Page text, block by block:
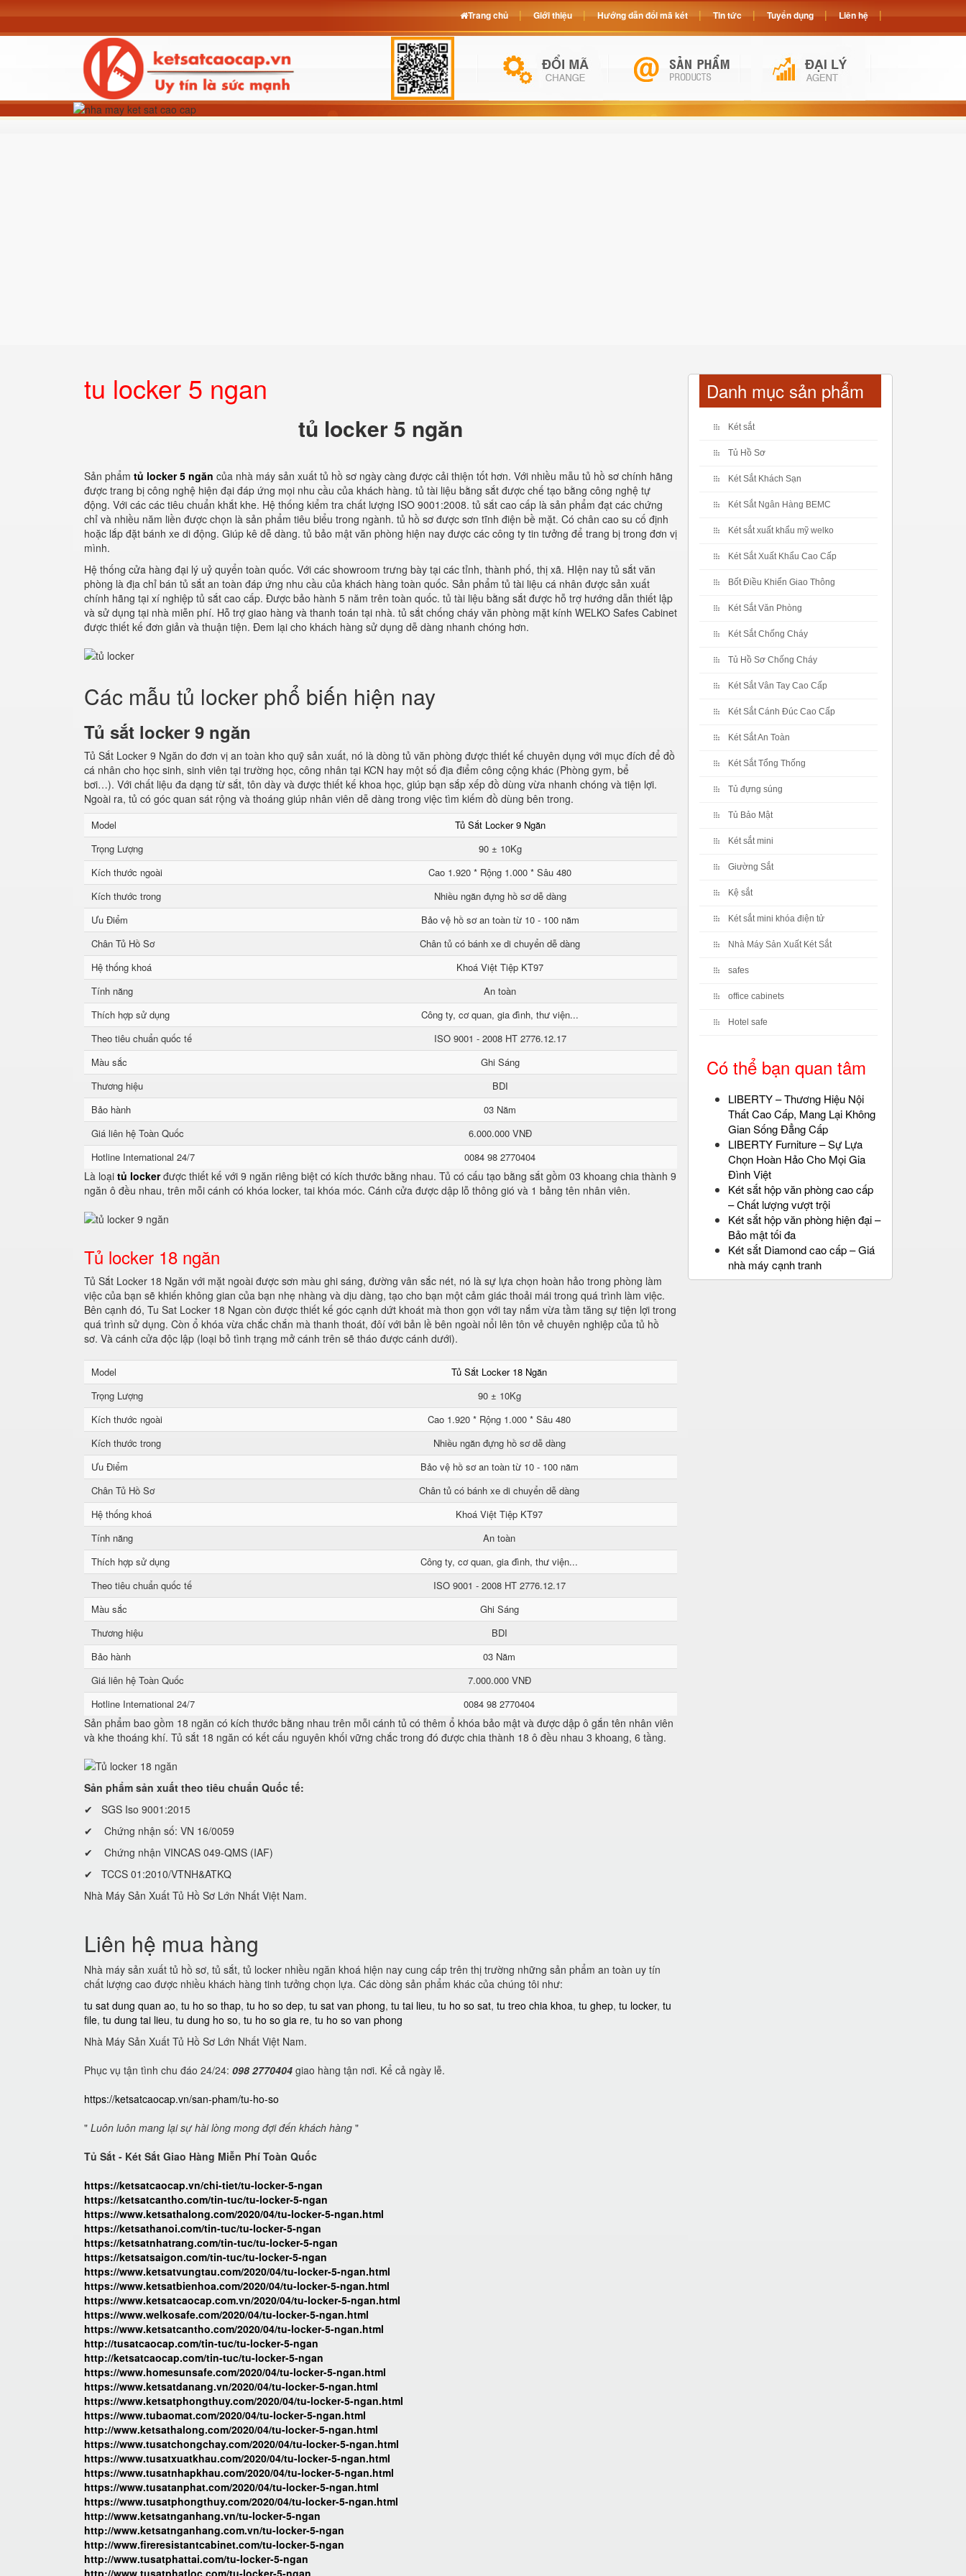
tu locker 5 ngan
tủ locker 5 ngăn
Sản phẩm tủ locker 5 ngăn của nhà máy sản xuất tủ hồ sơ ngày càng được cải thiện tốt hơn. Với nhiều mẫu tủ hồ sơ chính hãng
được trang bị công nghệ hiện đại đáp ứng mọi nhu cầu của khách hàng. tủ tài liệu bằng sắt được chế tạo bằng công nghệ tự
động. Với các các tiêu chuẩn khắt khe. Hệ thống kiểm tra chất lượng ISO 9001:2008. tủ sắt cao cấp là sản phẩm đạt các chứng
chỉ và nhiều năm liền được chọn là sản phẩm tiêu biểu trong ngành. tủ hồ sơ được sơn tĩnh điện bề mặt. Có chân cao su cố định
hoặc lắp đặt bánh xe di động. Giúp kê dễ dàng. tủ bảo mật văn phòng hiện nay được các công ty tin tưởng để trang bị trong đơn vị
mình.
Hệ thống cửa hàng đại lý uỷ quyển toàn quốc. Với các showroom trưng bày tại các tỉnh, thành phố, thị xã. HIện nay tủ sắt văn
phòng là địa chỉ bán tủ sắt an toàn đáp ứng nhu cầu của khách hàng toàn quốc. Sản phẩm tủ tài liệu cá nhân được sản xuất
chính hãng tại xí nghiệp tủ sắt cao cấp. Được bảo hành 5 năm trên toàn quốc. tủ tài liệu bằng sắt được hỗ trợ hướng dẫn thiết lập
và sử dụng tại nhà miễn phí. Hỗ trợ giao hàng và thanh toán tại nhà. tủ sắt chống cháy văn phòng mặt kính WELKO Safes Cabinet
được thiết kế đơn giản và thuận tiện. Đem lại cho khách hàng sử dụng dễ dàng nhanh chóng hơn.
Các mẫu tủ locker phổ biến hiện nay
Tủ sắt locker 9 ngăn
Tủ Sắt Locker 9 Ngăn do đơn vị an toàn kho quỹ sản xuất, nó là dòng tủ văn phòng được thiết kế chuyên dụng với mục đích để đồ
cá nhân cho học sinh, sinh viên tại trường học, công nhân tại KCN hay một số địa điểm công cộng khác (Phòng gym, bể
bơi…). Với chất liệu đa dạng từ sắt, tôn dày và được thiết kế khoa học, giúp bạn sắp xếp đồ dùng vừa nhanh chóng và tiện lợi.
Ngoài ra, tủ có góc quan sát rộng và thoáng giúp nhân viên dễ dàng trong việc tìm kiếm đồ dùng bên trong.
Model
Tủ Sắt Locker 9 Ngăn
Trọng Lượng
90 ± 10Kg
Kích thước ngoài
Cao 1.920 * Rộng 1.000 * Sâu 480
Kích thước trong
Nhiều ngăn đựng hồ sơ dễ dàng
Ưu Điểm
Bảo vệ hồ sơ an toàn từ 10 - 100 năm
Chân Tủ Hồ Sơ
Chân tủ có bánh xe di chuyển dễ dàng
Hệ thống khoá
Khoá Việt Tiệp KT97
Tính năng
An toàn
Thích hợp sử dụng
Công ty, cơ quan, gia đình, thư viện...
Theo tiêu chuẩn quốc tế
ISO 9001 - 2008 HT 2776.12.17
Màu sắc
Ghi Sáng
Thương hiệu
BDI
Bảo hành
03 Năm
Giá liên hệ Toàn Quốc
6.000.000 VNĐ
Hotline International 24/7
0084 98 2770404
Là loại tủ lockerđược thiết kế với 9 ngăn riêng biệt có kích thước bằng nhau. Tủ có cấu tạo bằng sắt gồm 03 khoang chia thành 9
ngăn ô đều nhau, trên mỗi cánh có khóa locker, tai khóa móc. Cánh cửa được dập lỗ thông gió và 1 bảng tên nhân viên.
Tủ locker 18 ngăn
Tủ Sắt Locker 18 Ngăn với mặt ngoài được sơn màu ghi sáng, đường vân sắc nét, nó là sự lựa chọn hoàn hảo trong phòng làm
việc của bạn sẽ khiến không gian của bạn nhẹ nhàng và dịu dàng, tạo cho bạn một cảm giác thoải mái trong quá trình làm việc.
Bên cạnh đó, Tu Sat Locker 18 Ngan còn được thiết kế góc cạnh dứt khoát mà thon gọn với tay nắm vừa tầm tăng sự tiện lợi trong
quá trình sử dụng. Còn ổ khóa vừa chắc chắn mà thanh thoát, đôí với bản lề bên ngoài nổi lên tôn vẻ chuyên nghiệp của tủ hồ
sơ. Và cánh cửa độc lập (loại bỏ tình trạng mở cánh trên sẽ tháo được cánh dưới).
Model
Tủ Sắt Locker 18 Ngăn
Trọng Lượng
90 ± 10Kg
Kích thước ngoài
Cao 1.920 * Rộng 1.000 * Sâu 480
Kích thước trong
Nhiều ngăn đựng hồ sơ dễ dàng
Ưu Điểm
Bảo vệ hồ sơ an toàn từ 10 - 100 năm
Chân Tủ Hồ Sơ
Chân tủ có bánh xe di chuyển dễ dàng
Hệ thống khoá
Khoá Việt Tiệp KT97
Tính năng
An toàn
Thích hợp sử dụng
Công ty, cơ quan, gia đình, thư viện...
Theo tiêu chuẩn quốc tế
ISO 9001 - 2008 HT 2776.12.17
Màu sắc
Ghi Sáng
Thương hiệu
BDI
Bảo hành
03 Năm
Giá liên hệ Toàn Quốc
7.000.000 VNĐ
Hotline International 24/7
0084 98 2770404
Sản phẩm bao gồm 18 ngăn có kích thước bằng nhau trên mỗi cánh tủ có thêm ổ khóa bảo mật và được dập ô gắn tên nhân viên
và khe thoáng khí. Tủ sắt 18 ngăn có kết cấu nguyên khối vững chắc trong đó được chia thành 18 ô đều nhau 3 khoang, 6 tầng.
Sản phẩm sản xuất theo tiêu chuẩn Quốc tế:
✔ SGS Iso 9001:2015
✔ Chứng nhận số: VN 16/0059
✔ Chứng nhận VINCAS 049-QMS (IAF)
✔ TCCS 01:2010/VTNH&ATKQ
Nhà Máy Sản Xuất Tủ Hồ Sơ Lớn Nhất Việt Nam.
Liên hệ mua hàng
Nhà máy sản xuất tủ hồ sơ, tủ sắt, tủ locker nhiều ngăn khoá hiện nay cung cấp trên thị trường những sản phẩm an toàn uy tín
chất lượng cao được nhiều khách hàng tinh tưởng chọn lựa. Các dòng sản phẩm khác của chúng tôi như:
tu sat dung quan ao, tu ho so thap, tu ho so dep, tu sat van phong, tu tai lieu, tu ho so sat, tu treo chia khoa, tu ghep, tu locker, tu
file, tu dung tai lieu, tu dung ho so, tu ho so gia re, tu ho so van phong
Nhà Máy Sản Xuất Tủ Hồ Sơ Lớn Nhất Việt Nam.
Phục vụ tận tình chu đáo 24/24: 098 2770404 giao hàng tận nơi. Kể cả ngày lễ.
https://ketsatcaocap.vn/san-pham/tu-ho-so
" Luôn luôn mang lại sự hài lòng mong đợi đến khách hàng "
Tủ Sắt - Két Sắt Giao Hàng Miễn Phí Toàn Quốc
https://ketsatcaocap.vn/chi-tiet/tu-locker-5-ngan
https://ketsatcantho.com/tin-tuc/tu-locker-5-ngan
https://www.ketsathalong.com/2020/04/tu-locker-5-ngan.html
https://ketsathanoi.com/tin-tuc/tu-locker-5-ngan
https://ketsatnhatrang.com/tin-tuc/tu-locker-5-ngan
https://ketsatsaigon.com/tin-tuc/tu-locker-5-ngan
https://www.ketsatvungtau.com/2020/04/tu-locker-5-ngan.html
https://www.ketsatbienhoa.com/2020/04/tu-locker-5-ngan.html
https://www.ketsatcaocap.com.vn/2020/04/tu-locker-5-ngan.html
https://www.welkosafe.com/2020/04/tu-locker-5-ngan.html
https://www.ketsatcantho.com/2020/04/tu-locker-5-ngan.html
http://tusatcaocap.com/tin-tuc/tu-locker-5-ngan
http://ketsatcaocap.com/tin-tuc/tu-locker-5-ngan
https://www.homesunsafe.com/2020/04/tu-locker-5-ngan.html
https://www.ketsatdanang.vn/2020/04/tu-locker-5-ngan.html
https://www.ketsatphongthuy.com/2020/04/tu-locker-5-ngan.html
https://www.tubaomat.com/2020/04/tu-locker-5-ngan.html
http://www.ketsathalong.com/2020/04/tu-locker-5-ngan.html
https://www.tusatchongchay.com/2020/04/tu-locker-5-ngan.html
https://www.tusatxuatkhau.com/2020/04/tu-locker-5-ngan.html
https://www.tusatnhapkhau.com/2020/04/tu-locker-5-ngan.html
https://www.tusatanphat.com/2020/04/tu-locker-5-ngan.html
https://www.tusatphongthuy.com/2020/04/tu-locker-5-ngan.html
http://www.ketsatnganhang.vn/tu-locker-5-ngan
http://www.ketsatnganhang.com.vn/tu-locker-5-ngan
http://www.fireresistantcabinet.com/tu-locker-5-ngan
http://www.tusatphattai.com/tu-locker-5-ngan
http://www.tusatphatloc.com/tu-locker-5-ngan
Danh mục sản phẩm
Két sắt
Tủ Hồ Sơ
Két Sắt Khách Sạn
Két Sắt Ngân Hàng BEMC
Két sắt xuất khẩu mỹ welko
Két Sắt Xuất Khẩu Cao Cấp
Bốt Điều Khiển Giao Thông
Két Sắt Văn Phòng
Két Sắt Chống Cháy
Tủ Hồ Sơ Chống Cháy
Két Sắt Vân Tay Cao Cấp
Két Sắt Cánh Đúc Cao Cấp
Két Sắt An Toàn
Két Sắt Tổng Thống
Tủ đựng súng
Tủ Bảo Mật
Két sắt mini
Giường Sắt
Kệ sắt
Két sắt mini khóa điện tử
Nhà Máy Sản Xuất Két Sắt
safes
office cabinets
Hotel safe
Có thể bạn quan tâm
LIBERTY – Thương Hiệu Nội
Thất Cao Cấp, Mang Lại Không
Gian Sống Đẳng Cấp
LIBERTY Furniture – Sự Lựa
Chọn Hoàn Hảo Cho Mọi Gia
Đình Việt
Két sắt hộp văn phòng cao cấp
– Chất lượng vượt trội
Két sắt hộp văn phòng hiện đại –
Bảo mật tối đa
Két sắt Diamond cao cấp – Giá
nhà máy cạnh tranh
Trang chủ Giới thiệu Hướng dẫn đổi mã két Tin tức Tuyển dụng Liên hệ